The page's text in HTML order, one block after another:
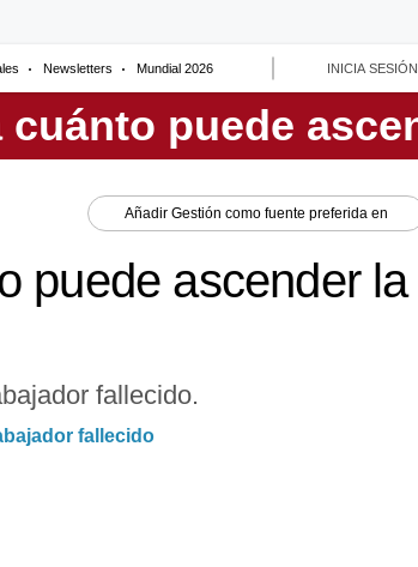
Newsletters Mundial 2026 INICIA SESIÓN
Añadir Gestión como fuente preferida en
puede ascender la
fallecido.
fallecido